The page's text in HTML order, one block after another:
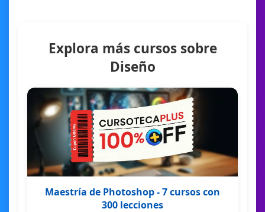
Explora más cursos sobre
Diseño
Maestría de Photoshop - 7 cursos con
300 lecciones